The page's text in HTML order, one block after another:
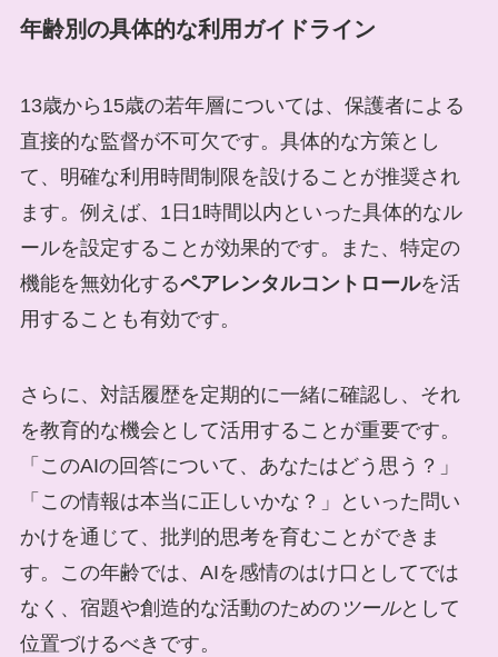
年齢別の具体的な利用ガイドライン
13歳から15歳の若年層については、保護者による
直接的な監督が不可欠です。具体的な方策とし
て、明確な利用時間制限を設けることが推奨され
ます。例えば、1日1時間以内といった具体的なル
ールを設定することが効果的です。また、特定の
機能を無効化するペアレンタルコントロールを活
用することも有効です。
さらに、対話履歴を定期的に一緒に確認し、それ
を教育的な機会として活用することが重要です。
「このAIの回答について、あなたはどう思う？」
「この情報は本当に正しいかな？」といった問い
かけを通じて、批判的思考を育むことができま
す。この年齢では、AIを感情のはけ口としてでは
なく、宿題や創造的な活動のためのツールとして
位置づけるべきです。